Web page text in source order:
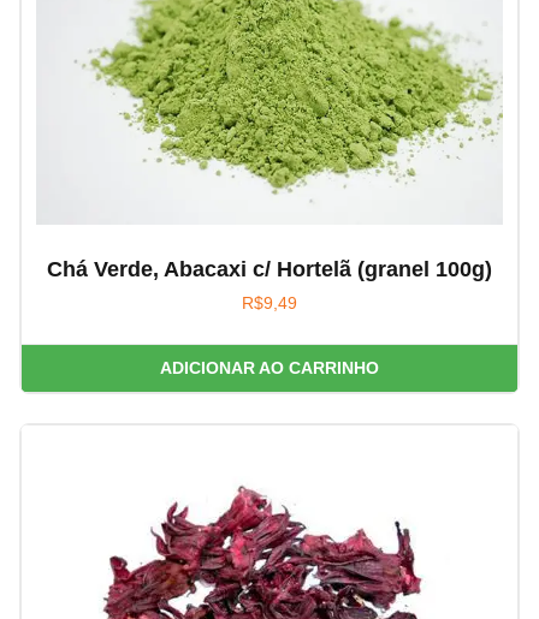
Chá Verde, Abacaxi c/ Hortelã (granel 100g)
R$9,49
ADICIONAR AO CARRINHO